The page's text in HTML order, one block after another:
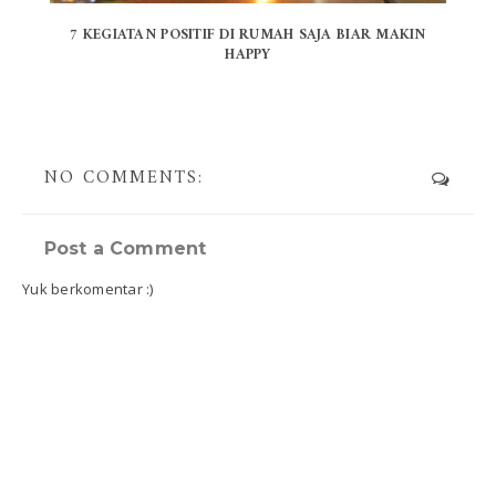
7 KEGIATAN POSITIF DI RUMAH SAJA BIAR MAKIN
HAPPY
NO COMMENTS:
Post a Comment
Yuk berkomentar :)